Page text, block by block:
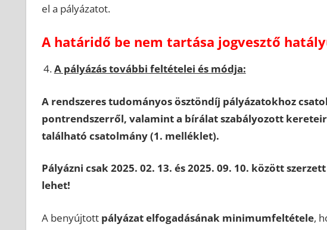
el a pályázatot.
A határidő be nem tartása jogvesztő
A pályázás további feltételei és módja:
A rendszeres tudományos ösztöndíj pályázatokhoz
pontrendszerről, valamint a bírálat szabályozott
található csatolmány (1. melléklet).
Pályázni csak 2025. 02. 13. és 2025. 09. 10. között
lehet!
A benyújtott pályázat elfogadásának minimumfeltétele,